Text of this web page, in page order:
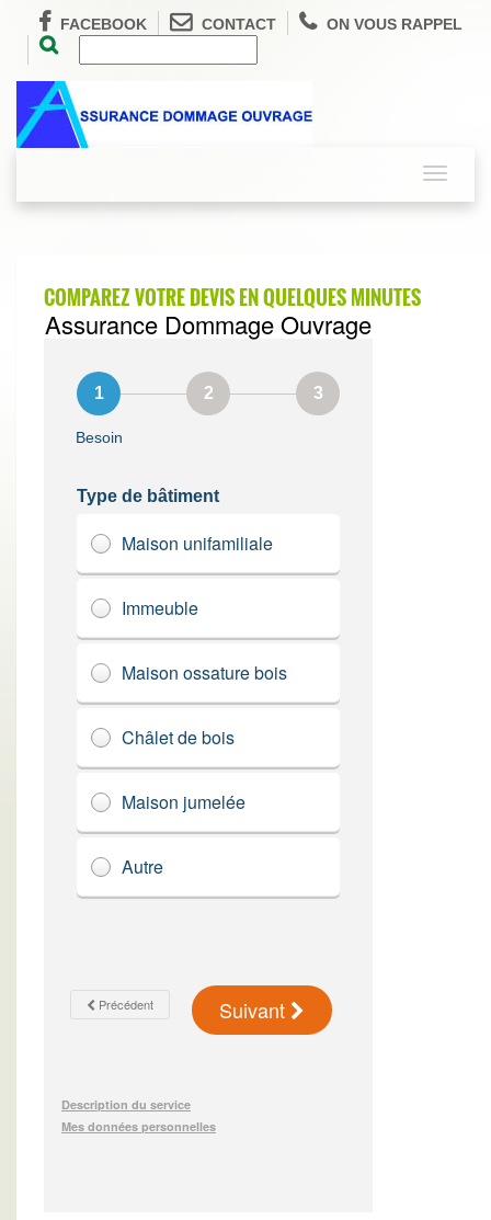
FACEBOOK CONTACT ON VOUS RAPPEL
Toggle
COMPAREZ VOTRE DEVIS EN QUELQUES MINUTES